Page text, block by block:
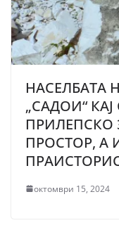
НАСЕЛБАТА
„САДОИ“
ПРИЛЕПСКО
ПРОСТОР, А
октомври 15, 2024